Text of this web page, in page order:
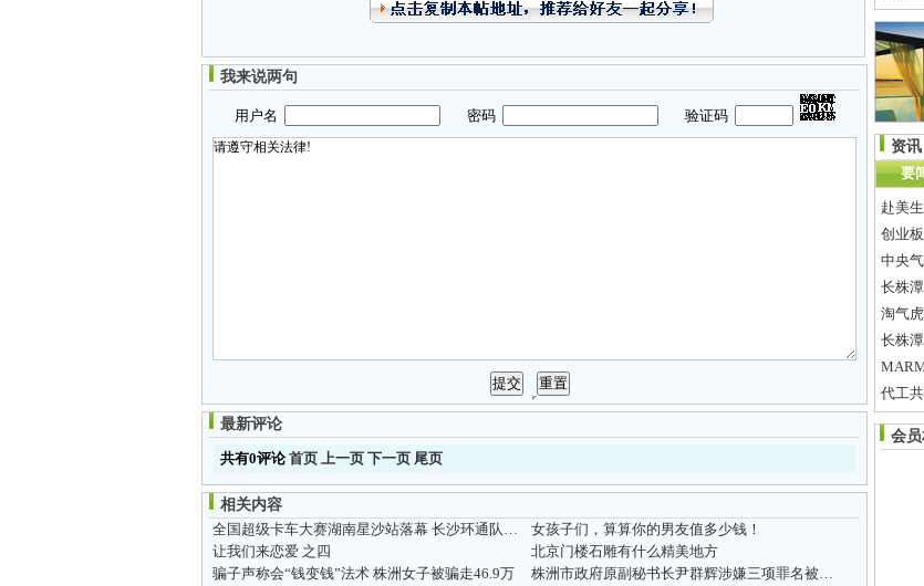
我来说两句
用户名 密码 验证码
最新评论
共有0评论首页 上一页 下一页 尾页
相关内容
全国超级卡车大赛湖南星沙站落幕 长沙环通队夺冠
女孩子们，算算你的男友值多少钱！
让我们来恋爱 之四
北京门楼石雕有什么精美地方
骗子声称会“钱变钱”法术 株洲女子被骗走46.9万
株洲市政府原副秘书长尹群辉涉嫌三项罪名被起诉
资讯
要
赴美
创业
中央
长株
淘气
长株
代工
求租2
2011
会